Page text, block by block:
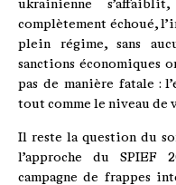
ukrainienne
complètement échoué,
plein régime, sans
sanctions économiques
pas de manière fatale :
tout comme le niveau de
Il reste la question du
l’approche du SPIEF
campagne de frappes